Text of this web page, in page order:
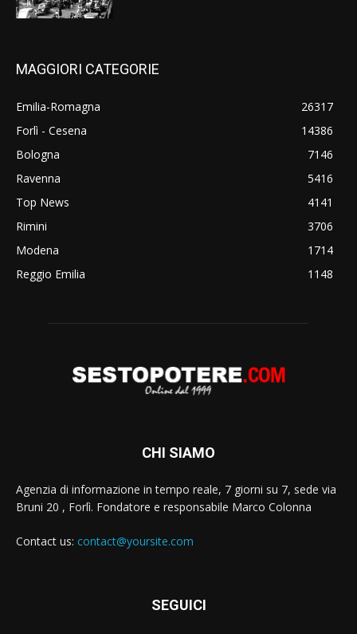
MAGGIORI CATEGORIE
Emilia-Romagna
26317
Forlì - Cesena
14386
Bologna
7146
Ravenna
5416
Top News
4141
Rimini
3706
Modena
1714
Reggio Emilia
1148
CHI SIAMO
Agenzia di informazione in tempo reale, 7 giorni su 7, sede via
Bruni 20 , Forlì. Fondatore e responsabile Marco Colonna
Contact us: contact@yoursite.com
SEGUICI